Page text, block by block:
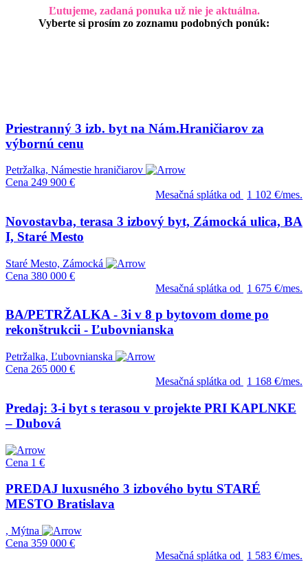
Ľutujeme, zadaná ponuka už nie je aktuálna.
Vyberte si prosím zo zoznamu podobných ponúk:
Priestranný 3 izb. byt na Nám.Hraničiarov za
výbornú cenu
Petržalka, Námestie hraničiarov
Cena 249 900 €
Mesačná splátka od
1 102 €/mes.
Novostavba, terasa 3 izbový byt, Zámocká ulica, BA
I, Staré Mesto
Staré Mesto, Zámocká
Cena 380 000 €
Mesačná splátka od
1 675 €/mes.
BA/PETRŽALKA - 3i v 8 p bytovom dome po
rekonštrukcii - Ľubovnianska
Petržalka, Ľubovnianska
Cena 265 000 €
Mesačná splátka od
1 168 €/mes.
Predaj: 3-i byt s terasou v projekte PRI KAPLNKE
– Dubová
Cena 1 €
PREDAJ luxusného 3 izbového bytu STARÉ
MESTO Bratislava
, Mýtna
Cena 359 000 €
Mesačná splátka od
1 583 €/mes.